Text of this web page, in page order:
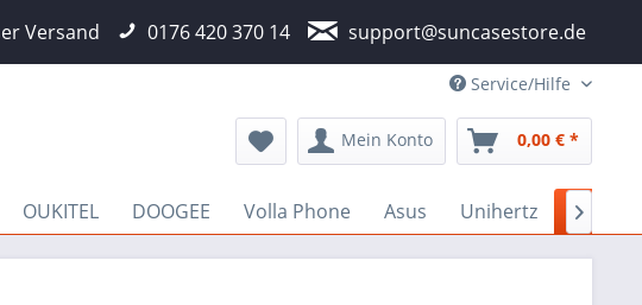
Versand 0176 420 370 14 support@suncasestore.de
Service/Hilfe
Mein Konto 0,00 € *
OUKITEL DOOGEE Volla Phone Asus Unihertz OPPO
